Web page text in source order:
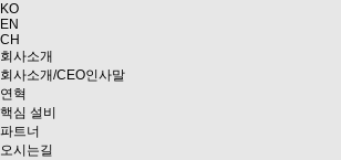
KO
EN
CH
회사소개
회사소개/CEO인사말
연혁
핵심 설비
파트너
오시는길